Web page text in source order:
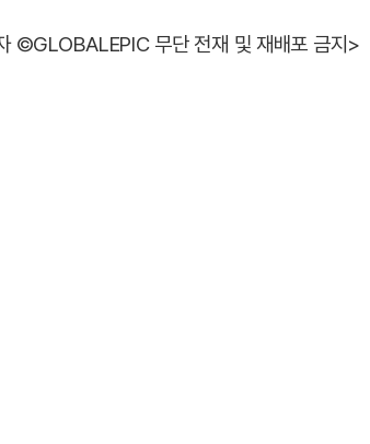
©GLOBALEPIC 무단 전재 및 재배포 금지>